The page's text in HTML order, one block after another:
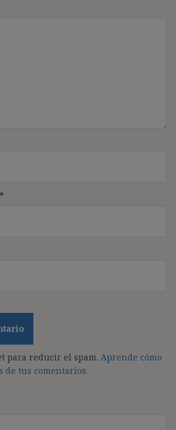
*
para reducir el spam. Aprende cómo
de tus comentarios.